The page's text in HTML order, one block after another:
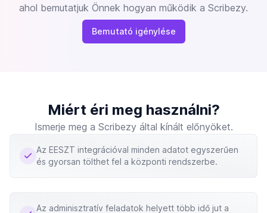
ahol bemutatjuk Önnek hogyan működik a Scribezy.
Bemutató igénylése
Miért éri meg használni?
Ismerje meg a Scribezy által kínált előnyöket.
Az EESZT integrációval minden adatot egyszerűen
és gyorsan tölthet fel a központi rendszerbe.
Az adminisztratív feladatok helyett több idő jut a